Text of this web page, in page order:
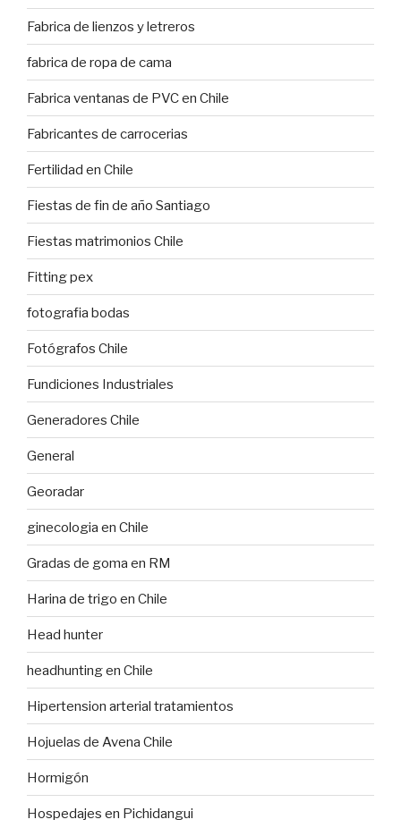
Fabrica de lienzos y letreros
fabrica de ropa de cama
Fabrica ventanas de PVC en Chile
Fabricantes de carrocerias
Fertilidad en Chile
Fiestas de fin de año Santiago
Fiestas matrimonios Chile
Fitting pex
fotografia bodas
Fotógrafos Chile
Fundiciones Industriales
Generadores Chile
General
Georadar
ginecologia en Chile
Gradas de goma en RM
Harina de trigo en Chile
Head hunter
headhunting en Chile
Hipertension arterial tratamientos
Hojuelas de Avena Chile
Hormigón
Hospedajes en Pichidangui